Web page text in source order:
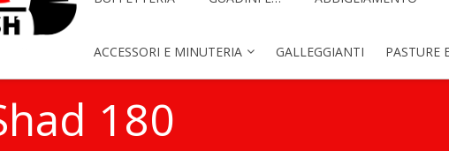
ACCESSORI E MINUTERIA GALLEGGIANTI PASTURE
180